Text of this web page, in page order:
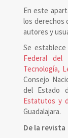
En este
los derechos
autores y
Se
Federal del
Tecnología,
Consejo
del Estado
Estatutos y
Guadalajara.
De la revista